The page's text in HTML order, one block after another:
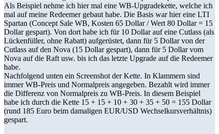
Als Beispiel nehme ich hier mal eine WB-Upgradekette, welche ich
mal auf meine Redeemer gebaut habe. Die Basis war hier eine LTI
Spartan (Concept Sale WB, Kosten 65 Dollar / Wert 80 Dollar = 15
Dollar gespart). Von dort habe ich für 10 Dollar auf eine Cutlass (als
Lückenfüller, ohne Rabatt) aufgerüstet, dann für 5 Dollar von der
Cutlass auf den Nova (15 Dollar gespart), dann für 5 Dollar vom
Nova auf die Raft usw. bis ich das letzte Upgrade auf die Redeemer
habe.
Nachfolgend unten ein Screenshot der Kette. In Klammern sind
immer WB-Preis und Normalpreis angegeben. Bezahlt wird immer
die Differenz von Normalpreis zu WB-Preis. In diesem Beispiel
habe ich durch die Kette 15 + 15 + 10 + 30 + 35 + 50 = 155 Dollar
(rund 185 Euro beim damaligen EUR/USD Wechselkursverhältnis)
gespart.